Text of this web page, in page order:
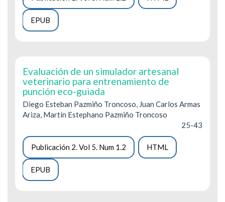
EPUB
Evaluación de un simulador artesanal
veterinario para entrenamiento de
punción eco-guiada
Diego Esteban Pazmiño Troncoso, Juan Carlos Armas
Ariza, Martín Estephano Pazmiño Troncoso
25-43
Publicación 2. Vol 5. Num 1.2 HTML
EPUB